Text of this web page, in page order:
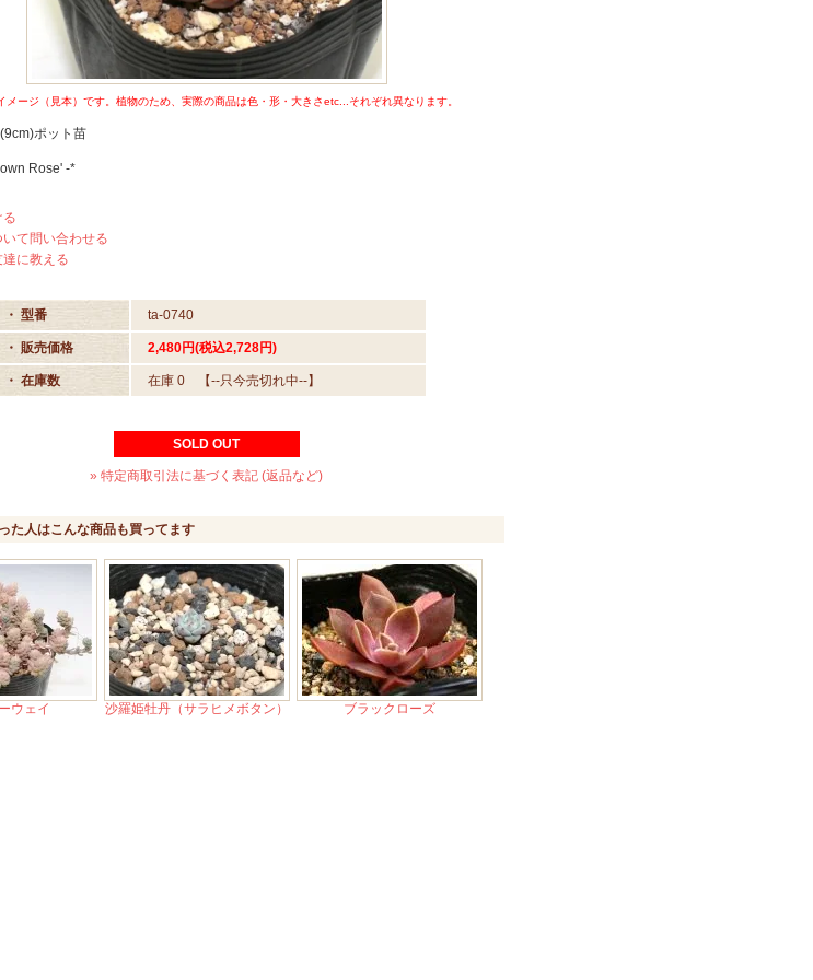
メージ（見本）です。植物のため、実際の商品は色・形・大きさetc...それぞれ異なります。
ポット苗
Rose' -*
る
て問い合わせる
に教える
・ 型番 ta-0740
・ 販売価格 2,480円(税込2,728円)
・ 在庫数 在庫 0 【--只今売切れ中--】
SOLD OUT
» 特定商取引法に基づく表記 (返品など)
た人はこんな商品も買ってます
ウェイ 沙羅姫牡丹（サラヒメボタン） ブラックローズ